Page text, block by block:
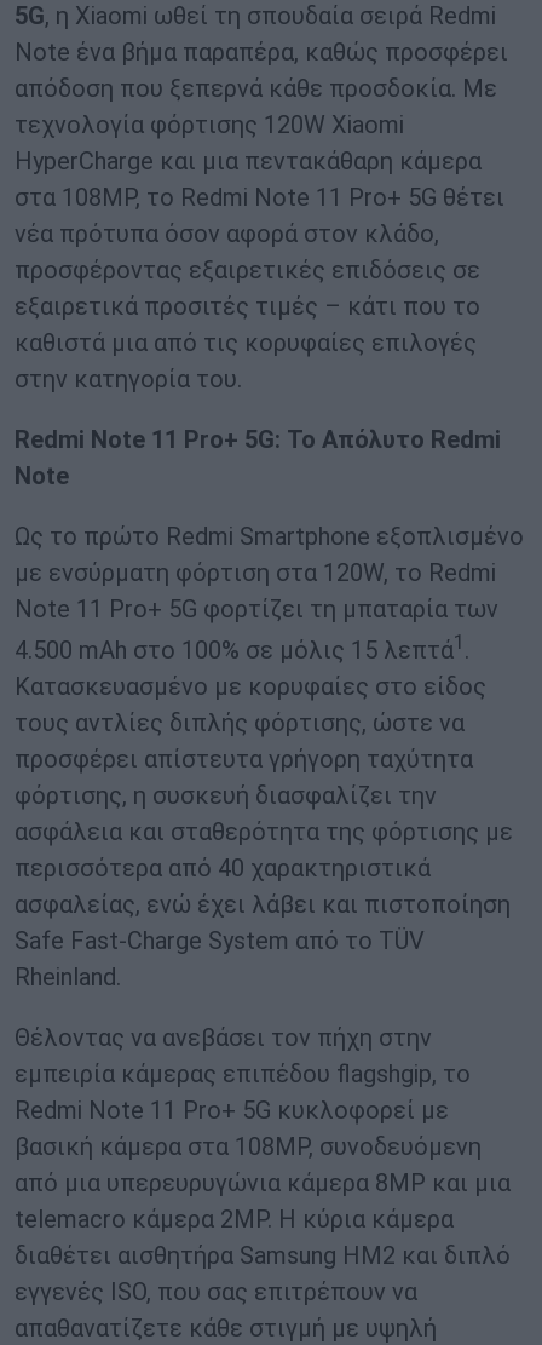
5G, η Xiaomi ωθεί τη σπουδαία σειρά Redmi
Note ένα βήμα παραπέρα, καθώς προσφέρει
απόδοση που ξεπερνά κάθε προσδοκία. Με
τεχνολογία φόρτισης 120W Xiaomi
HyperCharge και μια πεντακάθαρη κάμερα
στα 108MP, το Redmi Note 11 Pro+ 5G θέτει
νέα πρότυπα όσον αφορά στον κλάδο,
προσφέροντας εξαιρετικές επιδόσεις σε
εξαιρετικά προσιτές τιμές – κάτι που το
καθιστά μια από τις κορυφαίες επιλογές
στην κατηγορία του.
Redmi Note 11 Pro+ 5G: Το Απόλυτο Redmi
Note
Ως το πρώτο Redmi Smartphone εξοπλισμένο
με ενσύρματη φόρτιση στα 120W, το Redmi
Note 11 Pro+ 5G φορτίζει τη μπαταρία των
4.500 mAh στο 100% σε μόλις 15 λεπτά1 .
Κατασκευασμένο με κορυφαίες στο είδος
τους αντλίες διπλής φόρτισης, ώστε να
προσφέρει απίστευτα γρήγορη ταχύτητα
φόρτισης, η συσκευή διασφαλίζει την
ασφάλεια και σταθερότητα της φόρτισης με
περισσότερα από 40 χαρακτηριστικά
ασφαλείας, ενώ έχει λάβει και πιστοποίηση
Safe Fast-Charge System από το TÜV
Rheinland.
Θέλοντας να ανεβάσει τον πήχη στην
εμπειρία κάμερας επιπέδου flagshgip, τo
Redmi Note 11 Pro+ 5G κυκλοφορεί με
βασική κάμερα στα 108MP, συνοδευόμενη
από μια υπερευρυγώνια κάμερα 8MP και μια
telemacro κάμερα 2MP. Η κύρια κάμερα
διαθέτει αισθητήρα Samsung HM2 και διπλό
εγγενές ISO, που σας επιτρέπουν να
απαθανατίζετε κάθε στιγμή με υψηλή